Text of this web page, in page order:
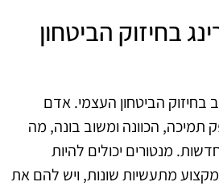
בחיזוק הביטחון
בחיזוק הביטחון העצמי. אדם
תמיכה, הכוונה ומשוב בונה, מה
מנטורים יכולים להיות
מקצוע מתעשיות שונות, ויש להם את